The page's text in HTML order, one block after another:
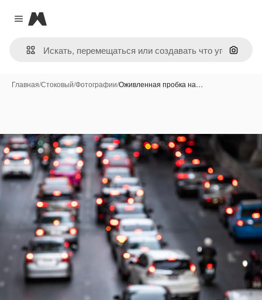
Close menu
Magnific
Поиск
Главная/Стоковый/Фотографии/Оживленная пробка на…